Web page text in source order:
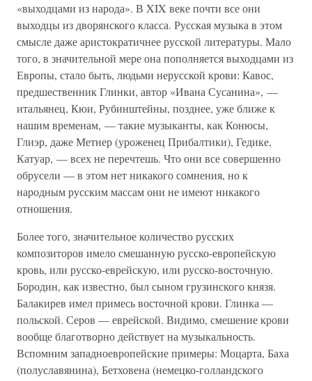
«выходцами из народа». В XIX веке почти все они
выходцы из дворянского класса. Русская музыка в этом
смысле даже аристократичнее русской литературы. Мало
того, в значительной мере она пополняется выходцами из
Европы, стало быть, людьми нерусской крови: Кавос,
предшественник Глинки, автор «Ивана Сусанина», —
итальянец, Кюи, Рубинштейны, позднее, уже ближе к
нашим временам, — такие музыканты, как Конюсы,
Глиэр, даже Метнер (уроженец Прибалтики), Гедике,
Катуар, — всех не перечтешь. Что они все совершенно
обрусели — в этом нет никакого сомнения, но к
народным русским массам они не имеют никакого
отношения.
Более того, значительное количество русских
композиторов имело смешанную русско-европейскую
кровь, или русско-еврейскую, или русско-восточную.
Бородин, как известно, был сыном грузинского князя.
Балакирев имел примесь восточной крови. Глинка —
польской. Серов — еврейской. Видимо, смешение крови
вообще благотворно действует на музыкальность.
Вспомним западноевропейские примеры: Моцарта, Баха
(полуславянина), Бетховена (немецко-голландского